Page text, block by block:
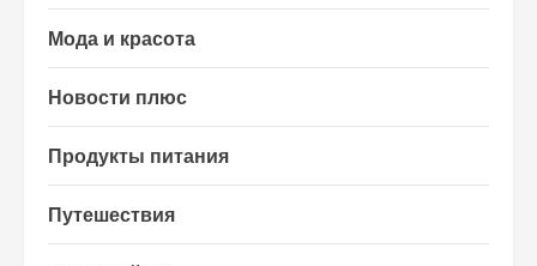
Мода и красота
Новости плюс
Продукты питания
Путешествия